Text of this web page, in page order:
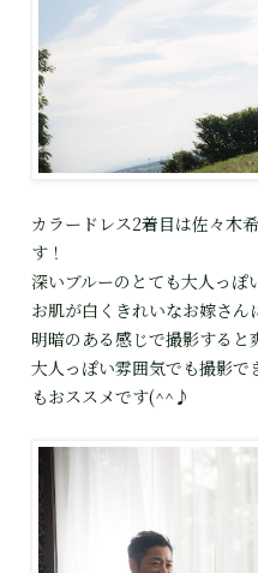
カラードレス2着目は佐々木
す！
深いブルーのとても大人っぽ
お肌が白くきれいなお嫁さ
明暗のある感じで撮影すると
大人っぽい雰囲気でも撮影
もおススメです(^^♪